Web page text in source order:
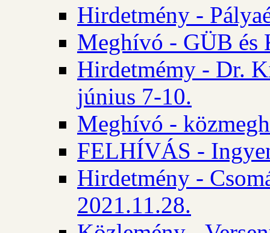
Hirdetmény -
Meghívó - GÜB és
Hirdetmémy - Dr.
június 7-10.
Meghívó -
FELHÍVÁS -
Hirdetmény -
2021.11.28.